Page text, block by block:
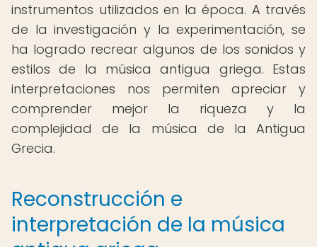
instrumentos utilizados en la época. A través
de la investigación y la experimentación, se
ha logrado recrear algunos de los sonidos y
estilos de la música antigua griega. Estas
interpretaciones nos permiten apreciar y
comprender mejor la riqueza y la
complejidad de la música de la Antigua
Grecia.
Reconstrucción e
interpretación de la música